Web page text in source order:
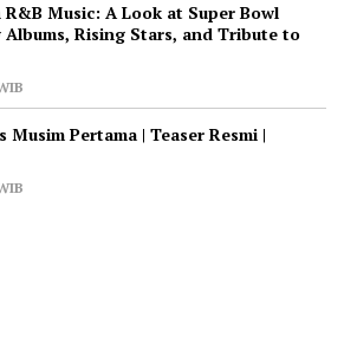
Music: A Look at Super Bowl
Albums, Rising Stars, and Tribute to
Musim Pertama | Teaser Resmi |